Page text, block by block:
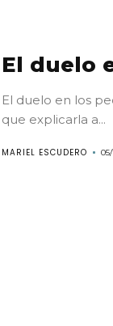
tu
El duelo
El duelo en los
que explicarla a...
MARIEL ESCUDERO